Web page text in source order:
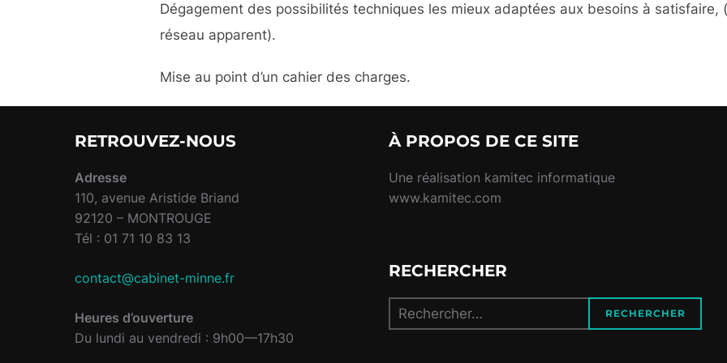
Dégagement des possibilités techniques les mieux adaptées aux besoins à satisfaire,
réseau apparent).
Mise au point d’un cahier des charges.
RETROUVEZ-NOUS
Adresse
110, avenue Aristide Briand
92120 – MONTROUGE
Tél : 01 71 10 83 13
contact@cabinet-minne.fr
Heures d’ouverture
Du lundi au vendredi : 9h00—17h30
À PROPOS DE CE SITE
Une réalisation kamitec informatique
www.kamitec.com
RECHERCHER
Recherche
pour :
RECHERCHER